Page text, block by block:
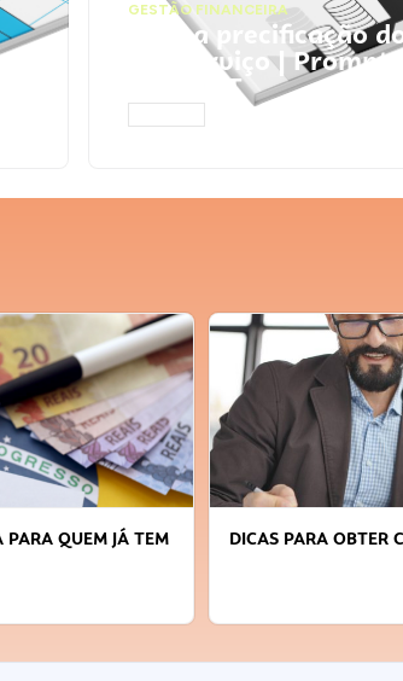
GESTÃO FINANCEIRA
Faça a precificação
seu serviço | Prompts
ChatGPT
FAÇA A DIFERENÇA: